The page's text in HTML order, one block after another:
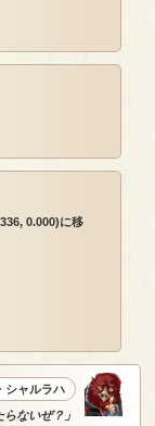
0.000)に移
シャルラハ
らないぜ？」